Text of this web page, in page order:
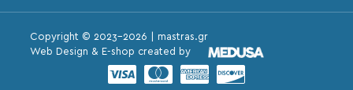
Copyright © 2023-2026 | mastras.gr
Web Design & E-shop created by